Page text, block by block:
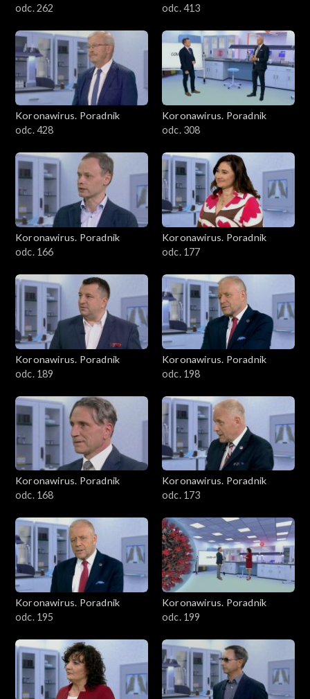
odc. 262
odc. 413
Koronawirus. Poradnik
odc. 428
Koronawirus. Poradnik
odc. 308
Koronawirus. Poradnik
odc. 166
Koronawirus. Poradnik
odc. 177
Koronawirus. Poradnik
odc. 189
Koronawirus. Poradnik
odc. 198
Koronawirus. Poradnik
odc. 168
Koronawirus. Poradnik
odc. 173
Koronawirus. Poradnik
odc. 195
Koronawirus. Poradnik
odc. 199